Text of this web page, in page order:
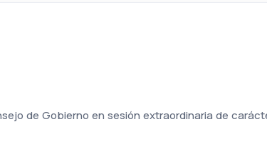
de Gobierno en sesión extraordinaria de